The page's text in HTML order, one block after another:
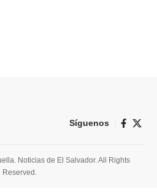
Síguenos
Noticias de El Salvador. All Rights
Reserved.